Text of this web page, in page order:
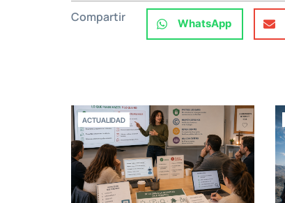
Compartir WhatsApp
ACTUALIDAD